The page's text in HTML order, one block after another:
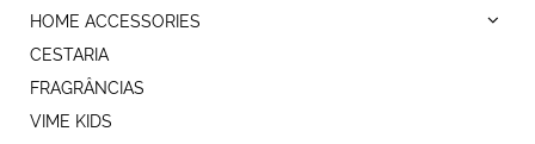
HOME ACCESSORIES
CESTARIA
FRAGRÂNCIAS
VIME KIDS